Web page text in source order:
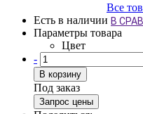
Все
Есть в наличии В
Параметры товара
Цвет
-
В корзину
Под заказ
Запрос цены